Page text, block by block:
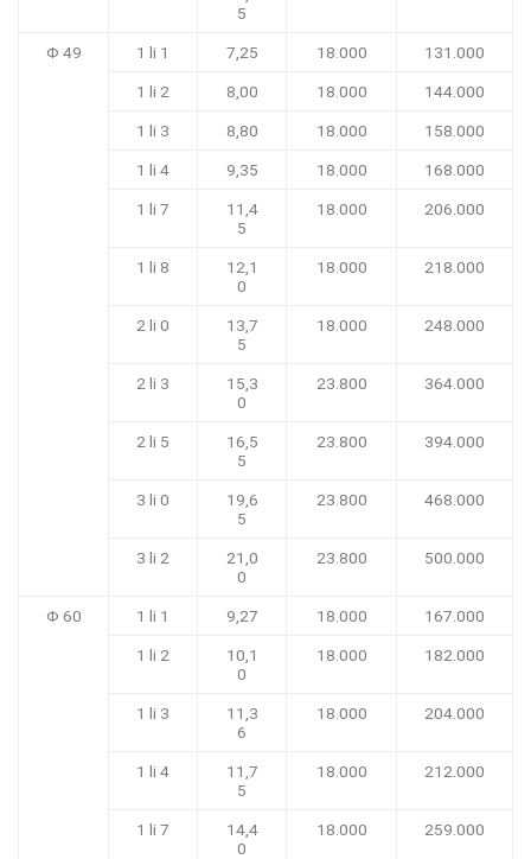
5
Φ 49 1 li 1 7,25 18.000 131.000
1 li 2 8,00 18.000 144.000
1 li 3 8,80 18.000 158.000
1 li 4 9,35 18.000 168.000
1 li 7
11,4
5
18.000 206.000
1 li 8
12,1
0
18.000 218.000
2 li 0
13,7
5
18.000 248.000
2 li 3
15,3
0
23.800 364.000
2 li 5
16,5
5
23.800 394.000
3 li 0
19,6
5
23.800 468.000
3 li 2
21,0
0
23.800 500.000
Φ 60 1 li 1 9,27 18.000 167.000
1 li 2
10,1
0
18.000 182.000
1 li 3
11,3
6
18.000 204.000
1 li 4
11,7
5
18.000 212.000
1 li 7
14,4
0
18.000 259.000